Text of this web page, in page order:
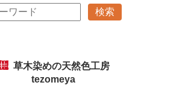
草木染めの天然色工房
tezomeya